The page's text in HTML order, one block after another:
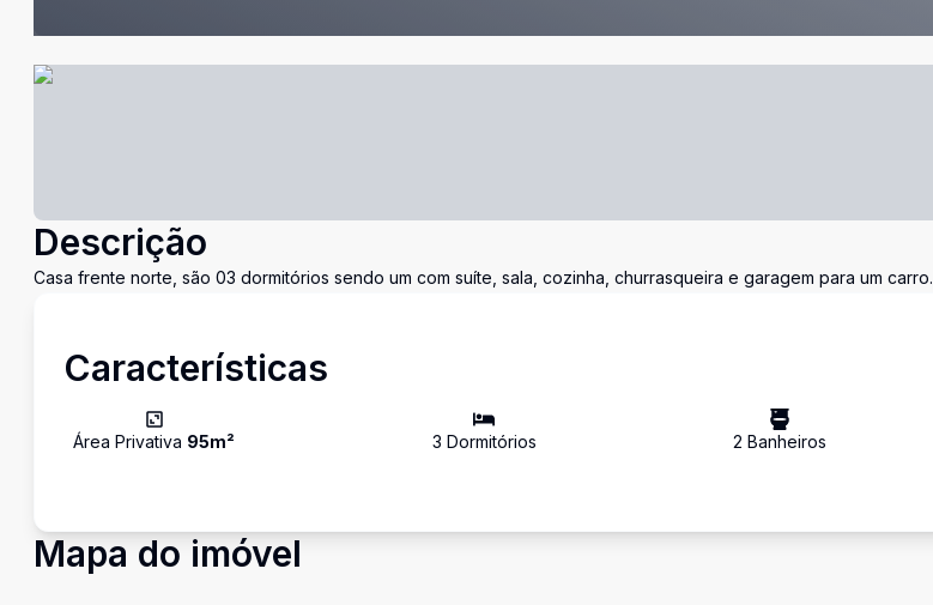
Descrição
Casa frente norte, são 03 dormitórios sendo um com suíte, sala, cozinha, churrasqueira e garagem para um carro.
Características
Área Privativa 95m² 3 Dormitórios 2 Banheiros
Mapa do imóvel